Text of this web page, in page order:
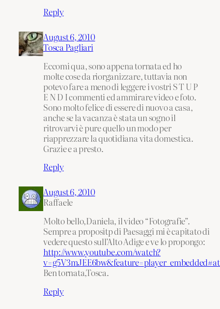
Reply
August 6, 2010
Tosca Pagliari
Eccomi qua, sono appena tornata ed ho
molte cose da riorganizzare, tuttavia non
potevo fare a meno di leggere i vostri S T U P
E N D I commenti ed ammirare video e foto.
Sono molto felice di essere di nuovo a casa,
anche se la vacanza è stata un sogno il
ritrovarvi è pure quello un modo per
riapprezzare la quotidiana vita domestica.
Grazie e a presto.
Reply
August 6, 2010
Raffaele
Molto bello,Daniela, il video “Fotografie”.
Sempre a propositp di Paesaggi mi è capitato di
vedere questo sull’Alto Adige e ve lo propongo:
http://www.youtube.com/watch?
Ben tornata,Tosca.
Reply